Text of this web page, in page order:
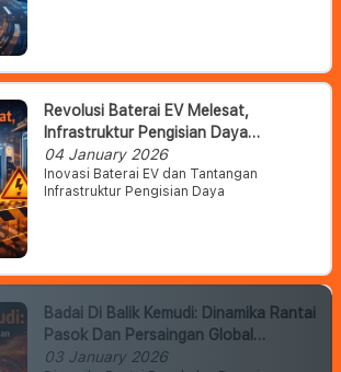
Revolusi Baterai EV Melesat,
Infrastruktur Pengisian Daya
Menghadang
04 January 2026
Inovasi Baterai EV dan Tantangan
Infrastruktur Pengisian Daya
Badai Di Balik Kemudi: Dinamika Rantai
Pasok Dan Persaingan Global
Otomotif Makin Panas
03 January 2026